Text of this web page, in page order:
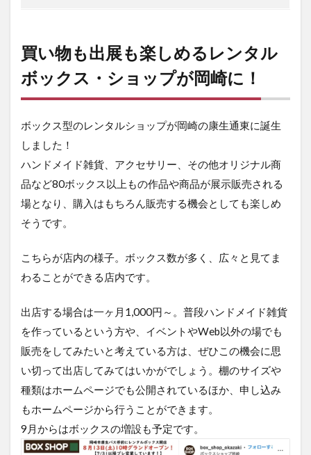
買い物も出展も楽しめるレンタル
ボックス・ショップが岡崎に！
ボックス型のレンタルショップが岡崎の康生通東に誕生
しました！
ハンドメイド雑貨、アクセサリー、その他オリジナル商
品など80ボックス以上もの作品や商品が展示販売される
場となり、購入はもちろん販売する機会としても楽しめ
そうです。
こちらが店内の様子。ボックス数が多く、広々と見てま
わることができる店内です。
出店する場合は一ヶ月1,000円～。普段ハンドメイド雑貨
を作っているという方や、イベントやWeb以外の場でも
販売をしてみたいと考えている方は、ぜひこの機会に思
い切って出店してみてはいかがでしょう。棚のサイズや
種類はホームページでも公開されているほか、申し込み
もホームページから行うことができます。
9月からはボックスの増設も予定です。